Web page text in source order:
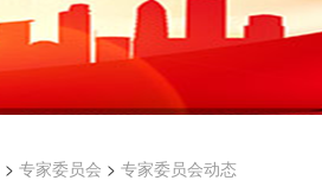
> 专家委员会 > 专家委员会动态